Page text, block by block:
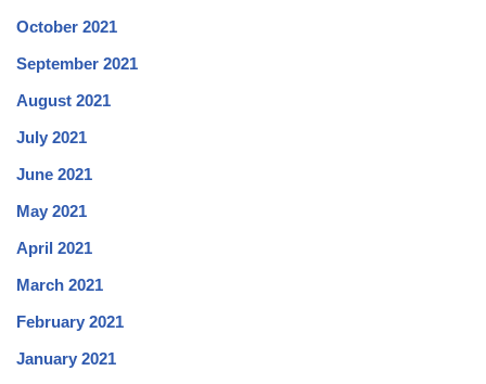
October 2021
September 2021
August 2021
July 2021
June 2021
May 2021
April 2021
March 2021
February 2021
January 2021